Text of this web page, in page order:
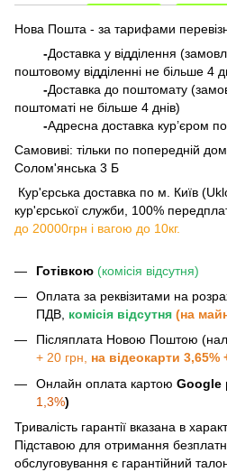
Нова Пошта - за тарифами
-Доставка у відділення
поштовому відділенні не більше 4
-Доставка до поштомату
поштоматі не більше 4 днів)
-Адресна доставка кур’єром по
Самовиві: тільки по попередній
Солом'янська 3 Б
Кур'єрська доставка по м. Київ
кур'єрської служби, 100%
до 20000грн і вагою до 10кг.
Готівкою (комісія відсутня)
Оплата за реквізитами на
ПДВ, комісія відсутня (на
Післяплата Новою Поштою
+ 20 грн, на відеокарти 3,65%
Онлайн оплата картою Google
1,3%)
Тривалість гарантії вказана в
Підставою для отримання
обслуговування є гарантійний